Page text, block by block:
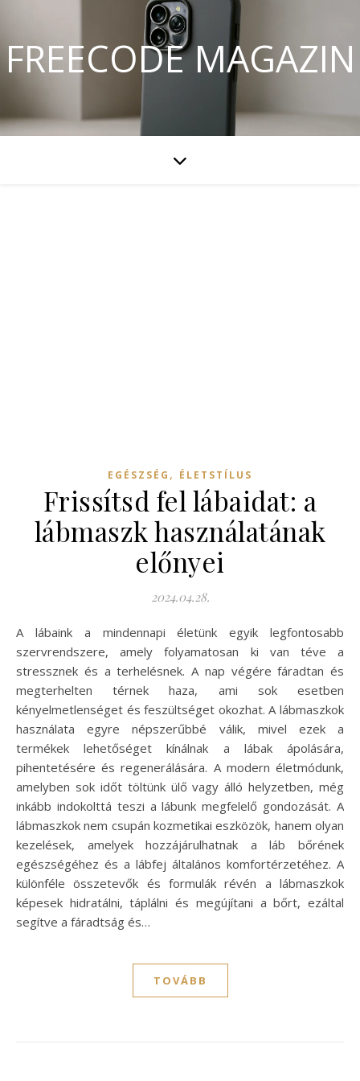
FREECODE MAGAZIN
EGÉSZSÉG , ÉLETSTÍLUS
Frissítsd fel lábaidat: a
lábmaszk használatának
előnyei
2024.04.28.
A lábaink a mindennapi életünk egyik legfontosabb
szervrendszere, amely folyamatosan ki van téve a
stressznek és a terhelésnek. A nap végére fáradtan és
megterhelten térnek haza, ami sok esetben
kényelmetlenséget és feszültséget okozhat. A lábmaszkok
használata egyre népszerűbbé válik, mivel ezek a
termékek lehetőséget kínálnak a lábak ápolására,
pihentetésére és regenerálására. A modern életmódunk,
amelyben sok időt töltünk ülő vagy álló helyzetben, még
inkább indokolttá teszi a lábunk megfelelő gondozását. A
lábmaszkok nem csupán kozmetikai eszközök, hanem olyan
kezelések, amelyek hozzájárulhatnak a láb bőrének
egészségéhez és a lábfej általános komfortérzetéhez. A
különféle összetevők és formulák révén a lábmaszkok
képesek hidratálni, táplálni és megújítani a bőrt, ezáltal
segítve a fáradtság és…
TOVÁBB